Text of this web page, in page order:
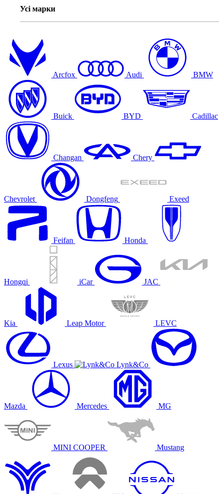
Усі марки
Arcfox Audi BMW
Buick BYD Cadillac
Changan Chery
Chevrolet Dongfeng Exeed
Feifan Honda
Hongqi iCar JAC
Kia Leap Motor LEVC
Lexus Lynk&Co
Mazda Mercedes MG
MINI COOPER Mustang